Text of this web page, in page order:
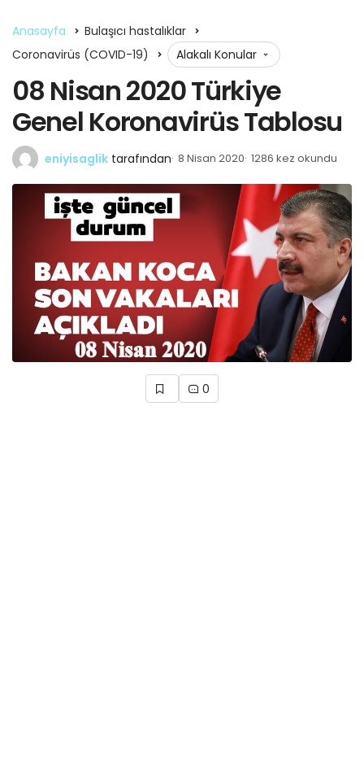
Anasayfa
Bulaşıcı hastalıklar
Coronavirüs (COVID-19)
Alakalı Konular
08 Nisan 2020 Türkiye
Genel Koronavirüs Tablosu
eniyisaglik tarafından 8 Nisan 2020 1286 kez okundu
0